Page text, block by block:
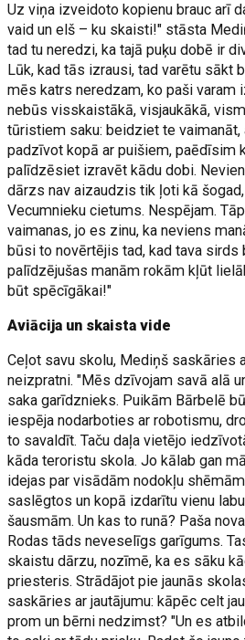
Uz viņa izveidoto kopienu brauc arī
vaid un elš – ku skaisti!" stāsta
tad tu neredzi, ka tajā puķu dobē ir
Lūk, kad tās izrausi, tad varētu sākt
mēs katrs neredzam, ko paši varam
nebūs visskaistākā, visjaukākā,
tūristiem saku: beidziet te vaimanāt,
padzīvot kopā ar puišiem, paēdīsim
palīdzēsiet izravēt kādu dobi.
dārzs nav aizaudzis tik ļoti kā
Vecumnieku cietums. Nespējam.
vaimanas, jo es zinu, ka neviens
būsi to novērtējis tad, kad tava sirds
palīdzējušas manām rokām kļūt
būt spēcīgākai!"
Aviācija un skaista vide
Ceļot savu skolu, Mediņš saskāries
neizpratni. "Mēs dzīvojam savā alā
saka garīdznieks. Puikām Bārbelē
iespēja nodarboties ar robotismu,
to savaldīt. Taču daļa vietējo
kāda teroristu skola. Jo kālab gan
idejas par visādām nodokļu
saslēgtos un kopā izdarītu vienu
šausmām. Un kas to runā? Paša
Rodas tāds neveselīgs garīgums.
skaistu dārzu, nozīmē, ka es sāku
priesteris. Strādājot pie jaunās
saskāries ar jautājumu: kāpēc celt
prom un bērni nedzimst? "Un es